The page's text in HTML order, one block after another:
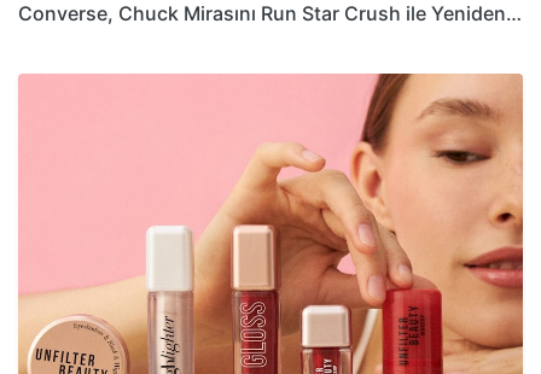
Converse, Chuck Mirasını Run Star Crush ile Yeniden…